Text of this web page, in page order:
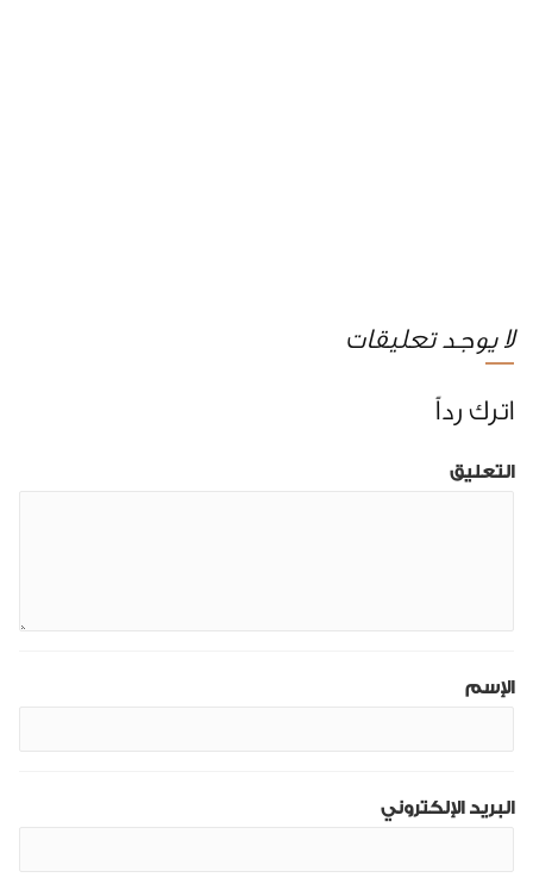
لا يوجد تعليقات
اترك رداً
التعليق
الإسم
البريد الإلكتروني